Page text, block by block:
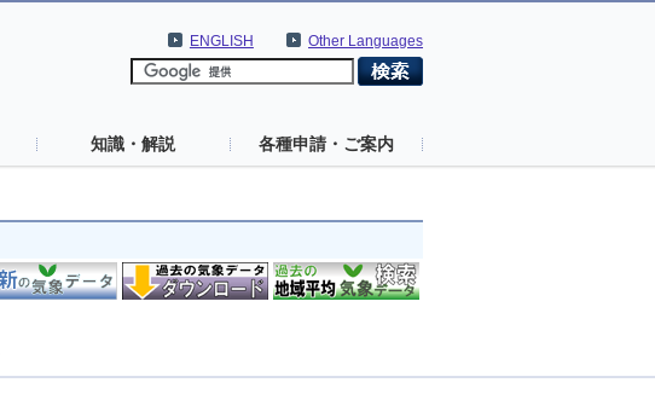
Other Languages
ENGLISH
知識・解説 各種申請・ご案内